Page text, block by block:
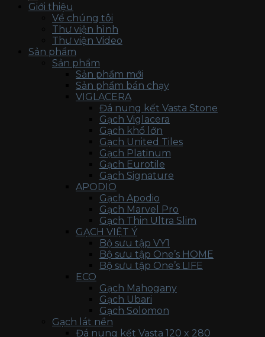
Giới thiệu
Về chúng tôi
Thư viện hình
Thư viện Video
Sản phẩm
Sản phẩm
Sản phẩm mới
Sản phẩm bán chạy
VIGLACERA
Đá nung kết Vasta Stone
Gạch Viglacera
Gạch khổ lớn
Gạch United Tiles
Gạch Platinum
Gạch Eurotile
Gạch Signature
APODIO
Gạch Apodio
Gạch Marvel Pro
Gạch Thin Ultra Slim
GẠCH VIỆT Ý
Bộ sưu tập VY1
Bộ sưu tập One’s HOME
Bộ sưu tập One’s LIFE
ECO
Gạch Mahogany
Gạch Ubari
Gạch Solomon
Gạch lát nền
Đá nung kết Vasta 120 x 280